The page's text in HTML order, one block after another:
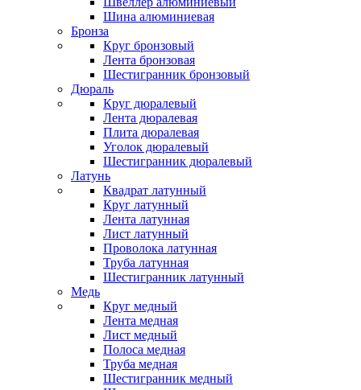
Шина алюминиевая
Бронза
Круг бронзовый
Лента бронзовая
Шестигранник бронзовый
Дюраль
Круг дюралевый
Лента дюралевая
Плита дюралевая
Уголок дюралевый
Шестигранник дюралевый
Латунь
Квадрат латунный
Круг латунный
Лента латунная
Лист латунный
Проволока латунная
Труба латунная
Шестигранник латунный
Медь
Круг медный
Лента медная
Лист медный
Полоса медная
Труба медная
Шестигранник медный